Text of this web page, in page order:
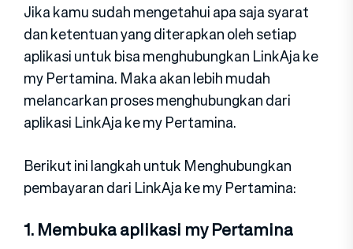
Jika kamu sudah mengetahui apa saja syarat
dan ketentuan yang diterapkan oleh setiap
aplikasi untuk bisa menghubungkan LinkAja ke
my Pertamina. Maka akan lebih mudah
melancarkan proses menghubungkan dari
aplikasi LinkAja ke my Pertamina.
Berikut ini langkah untuk Menghubungkan
pembayaran dari LinkAja ke my Pertamina:
1. Membuka aplikasi my Pertamina